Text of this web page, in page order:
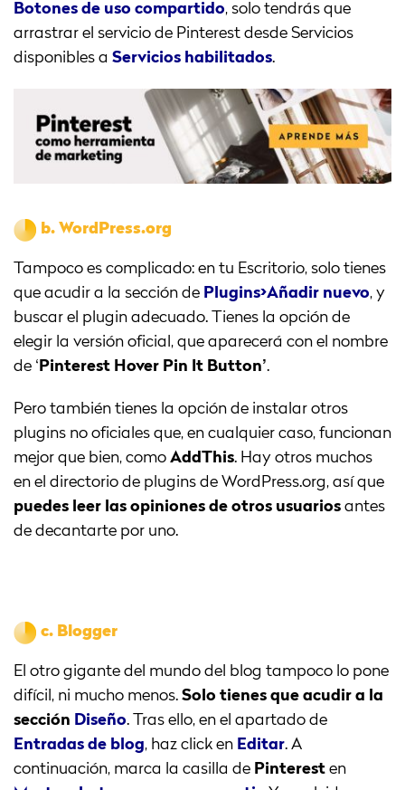
Botones de uso compartido, solo tendrás que
arrastrar el servicio de Pinterest desde Servicios
disponibles a Servicios habilitados.
b. WordPress.org
Tampoco es complicado: en tu Escritorio, solo tienes
que acudir a la sección de Plugins>Añadir nuevo, y
buscar el plugin adecuado. Tienes la opción de
elegir la versión oficial, que aparecerá con el nombre
de ‘ Pinterest Hover Pin It Button’.
Pero también tienes la opción de instalar otros
plugins no oficiales que, en cualquier caso, funcionan
mejor que bien, como AddThis. Hay otros muchos
en el directorio de plugins de WordPress.org, así que
puedes leer las opiniones de otros usuarios antes
de decantarte por uno.
c. Blogger
El otro gigante del mundo del blog tampoco lo pone
difícil, ni mucho menos. Solo tienes que acudir a la
sección Diseño. Tras ello, en el apartado de
Entradas de blog, haz click en Editar. A
continuación, marca la casilla de Pinterest en